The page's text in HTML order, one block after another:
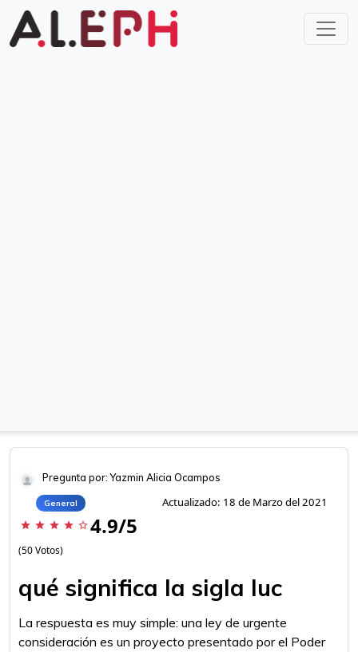
Pregunta por: Yazmin Alicia Ocampos
General Actualizado: 18 de Marzo del 2021
star star star star star_border 4.9/5
(50 Votos)
qué significa la sigla luc
La respuesta es muy simple: una ley de urgente
consideración es un proyecto presentado por el Poder